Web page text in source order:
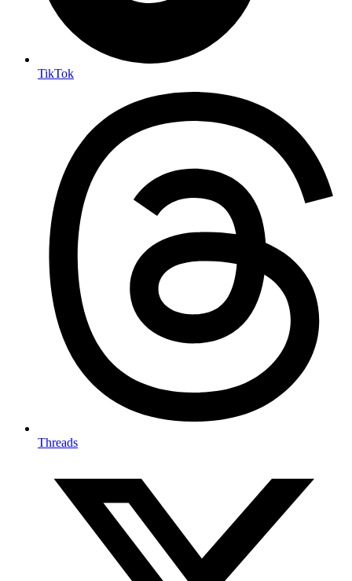
TikTok
Threads